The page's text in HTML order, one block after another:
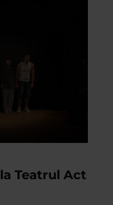
Teatrul Act